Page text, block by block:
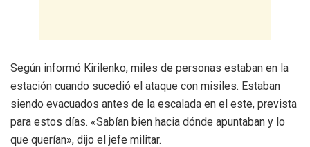
Según informó Kirilenko, miles de personas estaban en la
estación cuando sucedió el ataque con misiles. Estaban
siendo evacuados antes de la escalada en el este, prevista
para estos días. «Sabían bien hacia dónde apuntaban y lo
que querían», dijo el jefe militar.